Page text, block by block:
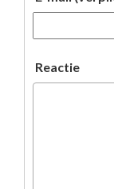
Reactie